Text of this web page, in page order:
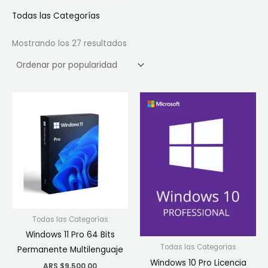
Todas las Categorías
Mostrando los 27 resultados
Todas las Categorías
Windows 11 Pro 64 Bits
Permanente Multilenguaje
Todas las Categorías
Windows 10 Pro Licencia